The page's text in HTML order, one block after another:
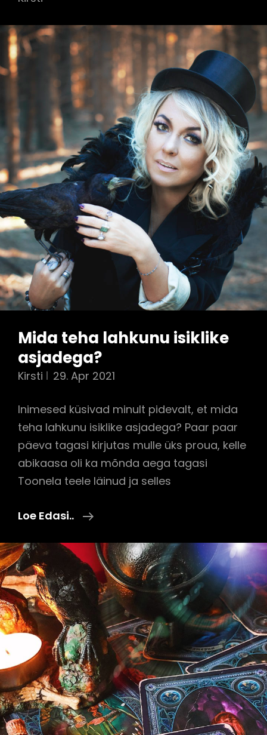
Mida teha lahkunu isiklike
asjadega?
Kirsti 29. Apr 2021
Inimesed küsivad minult pidevalt, et mida
teha lahkunu isiklike asjadega? Paar paar
päeva tagasi kirjutas mulle üks proua, kelle
abikaasa oli ka mõnda aega tagasi
Toonela teele läinud ja selles
Loe Edasi..
Mida
Lahkunu
Isiklike
Asjadega?